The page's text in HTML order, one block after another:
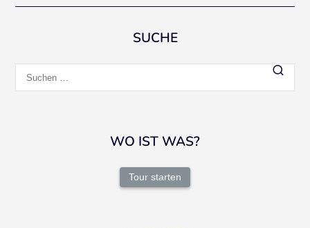
SUCHE
nach:
WO IST WAS?
Tour starten